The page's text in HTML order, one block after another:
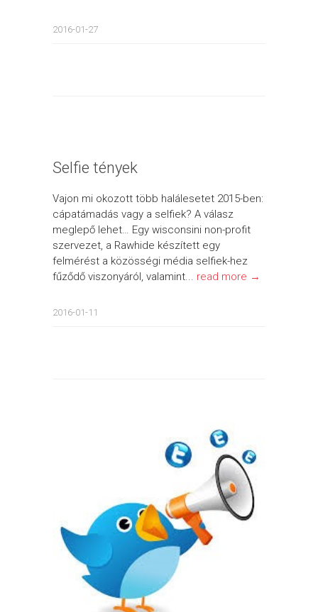
2016-01-27
Selfie tények
Vajon mi okozott több halálesetet 2015-ben:
cápatámadás vagy a selfiek? A válasz
meglepő lehet… Egy wisconsini non-profit
szervezet, a Rawhide készített egy
felmérést a közösségi média selfiek-hez
fűződő viszonyáról, valamint... read more →
2016-01-11